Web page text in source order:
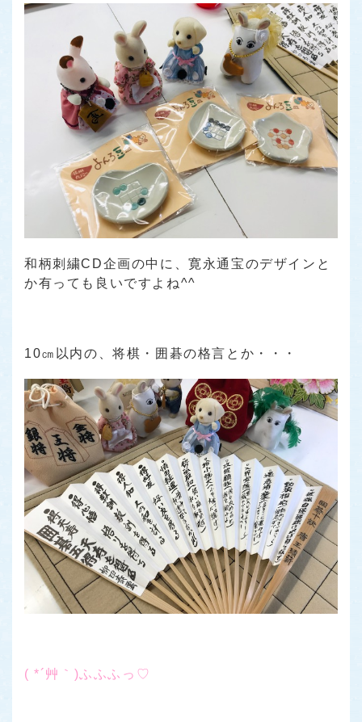
和柄刺繍CD企画の中に、寛永通宝のデザインと
か有っても良いですよね^^
10㎝以内の、将棋・囲碁の格言とか・・・
( *´艸｀)ふふふっ♡